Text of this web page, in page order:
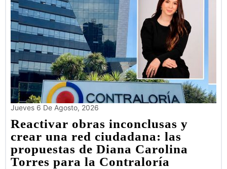
Jueves 6 De Agosto, 2026
Reactivar obras inconclusas y
crear una red ciudadana: las
propuestas de Diana Carolina
Torres para la Contraloría